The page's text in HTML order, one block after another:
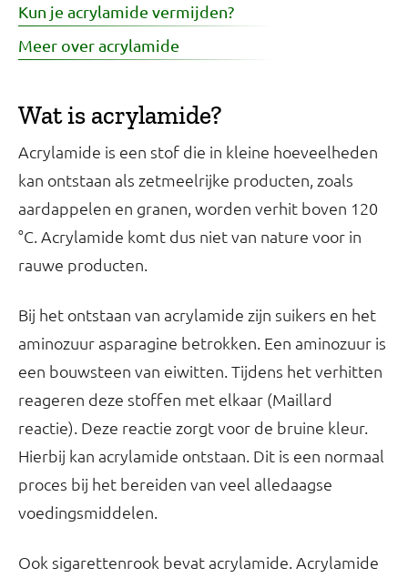
Kun je acrylamide vermijden?
Meer over acrylamide
Wat is acrylamide?
Acrylamide is een stof die in kleine hoeveelheden
kan ontstaan als zetmeelrijke producten, zoals
aardappelen en granen, worden verhit boven 120
°C. Acrylamide komt dus niet van nature voor in
rauwe producten.
Bij het ontstaan van acrylamide zijn suikers en het
aminozuur asparagine betrokken. Een aminozuur is
een bouwsteen van eiwitten. Tijdens het verhitten
reageren deze stoffen met elkaar (Maillard
reactie). Deze reactie zorgt voor de bruine kleur.
Hierbij kan acrylamide ontstaan. Dit is een normaal
proces bij het bereiden van veel alledaagse
voedingsmiddelen.
Ook sigarettenrook bevat acrylamide. Acrylamide